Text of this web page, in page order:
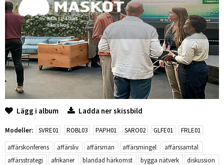
Lägg i album Ladda ner skissbild
Modeller: SVRE01 ROBL03 PAPH01 SARO02 GLFE01
FRLE01
affärskonferens
affärsliv affärsman affärsmingel
affärssamtal
affärsstrategi
afrikaner blandad härkomst bygga nätverk
diskussion